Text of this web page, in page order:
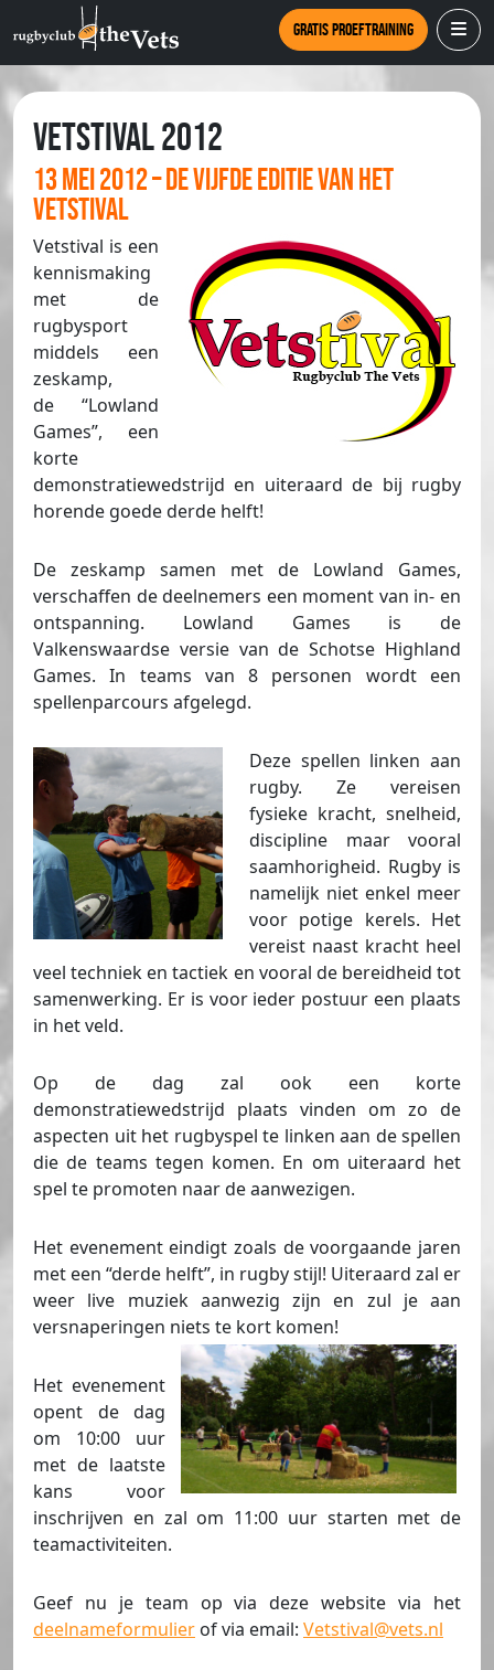
Gratis proeftraining
Vetstival 2012
13 mei 2012 – de vijfde editie van het
Vetstival
Vetstival is een
kennismaking
met de
rugbysport
middels een
zeskamp,
de “Lowland
Games”, een
korte
demonstratiewedstrijd en uiteraard de bij rugby
horende goede derde helft!
De zeskamp samen met de Lowland Games,
verschaffen de deelnemers een moment van in- en
ontspanning. Lowland Games is de
Valkenswaardse versie van de Schotse Highland
Games. In teams van 8 personen wordt een
spellenparcours afgelegd.
Deze spellen linken aan
rugby. Ze vereisen
fysieke kracht, snelheid,
discipline maar vooral
saamhorigheid. Rugby is
namelijk niet enkel meer
voor potige kerels. Het
vereist naast kracht heel
veel techniek en tactiek en vooral de bereidheid tot
samenwerking. Er is voor ieder postuur een plaats
in het veld.
Op de dag zal ook een korte
demonstratiewedstrijd plaats vinden om zo de
aspecten uit het rugbyspel te linken aan de spellen
die de teams tegen komen. En om uiteraard het
spel te promoten naar de aanwezigen.
Het evenement eindigt zoals de voorgaande jaren
met een “derde helft”, in rugby stijl! Uiteraard zal er
weer live muziek aanwezig zijn en zul je aan
versnaperingen niets te kort komen!
Het evenement
opent de dag
om 10:00 uur
met de laatste
kans voor
inschrijven en zal om 11:00 uur starten met de
teamactiviteiten.
Geef nu je team op via deze website via het
deelnameformulier of via email: Vetstival@vets.nl